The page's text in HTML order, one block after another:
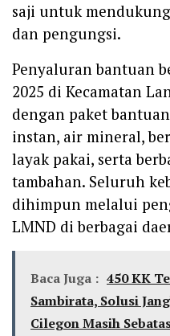
saji untuk
dan pengungsi.
Penyaluran bantuan
2025 di Kecamatan
dengan paket
instan, air mineral,
layak pakai, serta
tambahan. Seluruh
dihimpun melalui
LMND di berbagai
Baca Juga : 450 KK
Sambirata, Solusi
Cilegon Masih